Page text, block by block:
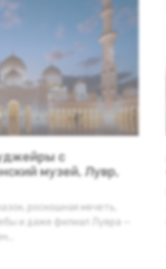
с
музей, Лувр,
роскошная мечеть,
и даже филиал Лувра —